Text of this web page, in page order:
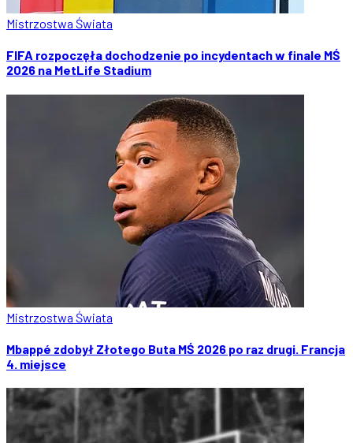
Mistrzostwa Świata
FIFA rozpoczęła dochodzenie po incydentach w finale MŚ
2026 na MetLife Stadium
Mistrzostwa Świata
Mbappé zdobył Złotego Buta MŚ 2026 po raz drugi. Francja
4. miejsce